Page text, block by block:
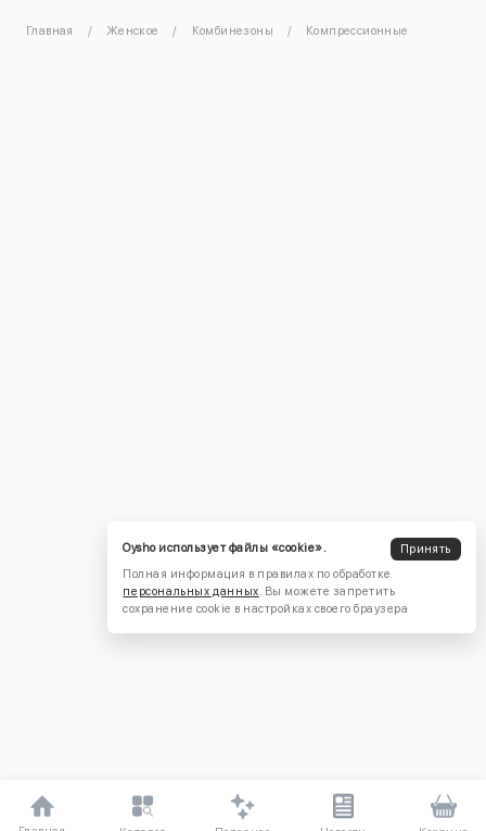
Главная Женское Комбинезоны Компрессионные
Oysho использует файлы «cookie».
Принять
Полная информация в правилах по обработке
персональных данных. Вы можете запретить
сохранение cookie в настройках своего браузера